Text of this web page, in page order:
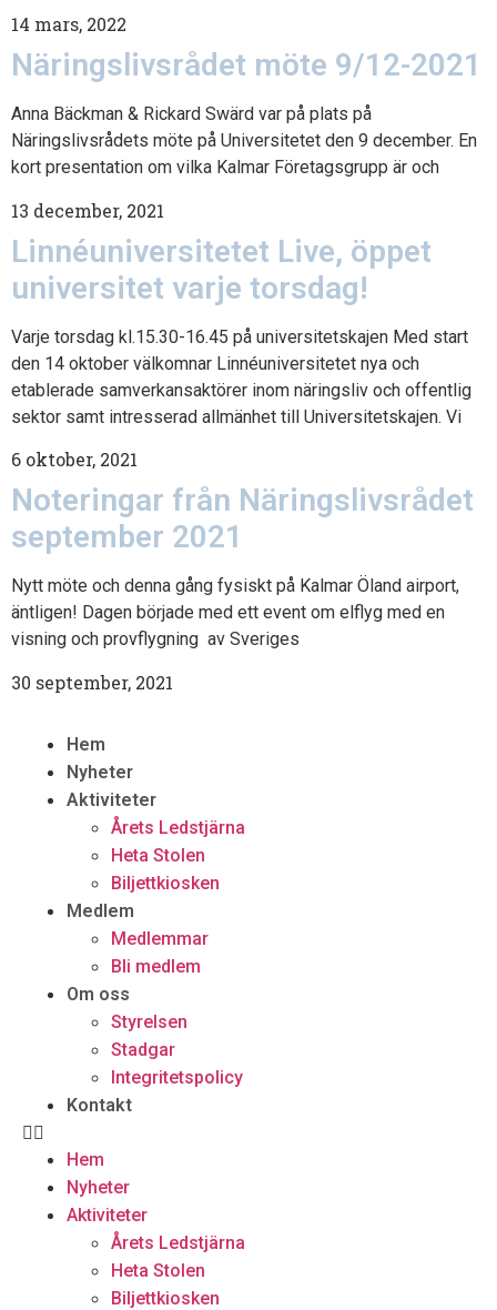
14 mars, 2022
Näringslivsrådet möte 9/12-2021
Anna Bäckman & Rickard Swärd var på plats på
Näringslivsrådets möte på Universitetet den 9 december. En
kort presentation om vilka Kalmar Företagsgrupp är och
13 december, 2021
Linnéuniversitetet Live, öppet
universitet varje torsdag!
Varje torsdag kl.15.30-16.45 på universitetskajen Med start
den 14 oktober välkomnar Linnéuniversitetet nya och
etablerade samverkansaktörer inom näringsliv och offentlig
sektor samt intresserad allmänhet till Universitetskajen. Vi
6 oktober, 2021
Noteringar från Näringslivsrådet
september 2021
Nytt möte och denna gång fysiskt på Kalmar Öland airport,
äntligen! Dagen började med ett event om elflyg med en
visning och provflygning av Sveriges
30 september, 2021
Hem
Nyheter
Aktiviteter
Årets Ledstjärna
Heta Stolen
Biljettkiosken
Medlem
Medlemmar
Bli medlem
Om oss
Styrelsen
Stadgar
Integritetspolicy
Kontakt
Hem
Nyheter
Aktiviteter
Årets Ledstjärna
Heta Stolen
Biljettkiosken